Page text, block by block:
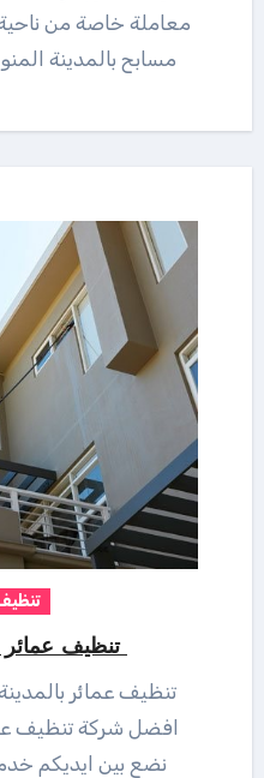
معاملة خاصة من
مسابح بالمدينة
تنظيف عمائر
تنظيف عمائر بالمدينة المنورة المشرق كلين
افضل شركة تنظيف
نضع بين ايديكم